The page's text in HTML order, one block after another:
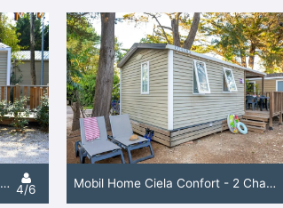
Mobil Home Ciela Confort Pmr - 2 Chambres 4/6 Mobil Home Ciela Confort - 2 Chambres